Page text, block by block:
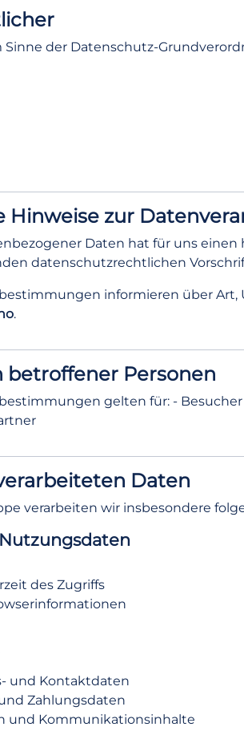
der Datenschutz-
Hinweise zur
Daten hat für uns
datenschutzrechtlichen
informieren über
.
betroffener Personen
gelten für: -
Daten
verarbeiten wir insbesondere
des Zugriffs
und Kontaktdaten
Zahlungsdaten
und Kommunikationsinhalte